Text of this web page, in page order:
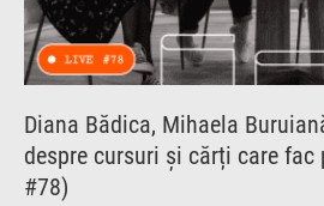
Diana Bădica, Mihaela
despre cursuri și cărți care fac
#78)